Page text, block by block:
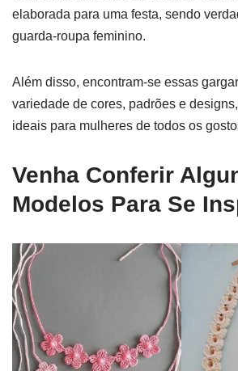
elaborada para uma festa, sendo
guarda-roupa feminino.
Além disso, encontram-se essas
variedade de cores, padrões e
ideais para mulheres de todos os
Venha Conferir
Modelos Para Se